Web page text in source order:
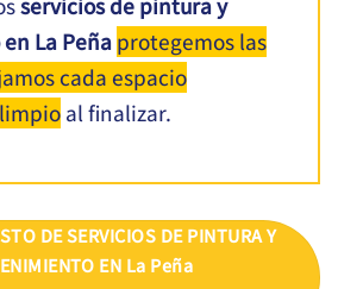
servicios de pintura y
La Peñaprotegemos las
cada espacio
al finalizar.
DE SERVICIOS DE PINTURA Y
EN La Peña